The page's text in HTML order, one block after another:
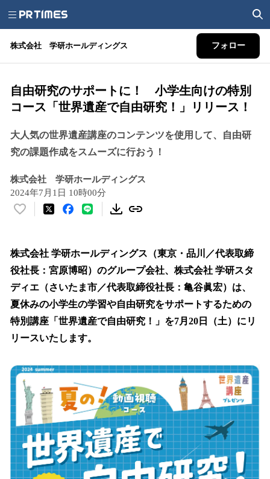
株式会社 学研ホールディングス フォロー
自由研究のサポートに！ 小学生向けの特別
コース「世界遺産で自由研究！」リリース！
大人気の世界遺産講座のコンテンツを使用して、自由研
究の課題作成をスムーズに行おう！
株式会社 学研ホールディングス
2024年7月1日 10時00分
い
！
数
を
読
み
込
み
中
す
株式会社 学研ホールディングス（東京・品川／代表取締
役社長：宮原博昭）のグループ会社、株式会社 学研スタ
ディエ（さいたま市／代表取締役社長：亀谷眞宏）は、
夏休みの小学生の学習や自由研究をサポートするための
特別講座「世界遺産で自由研究！」を7月20日（土）にリ
リースいたします。